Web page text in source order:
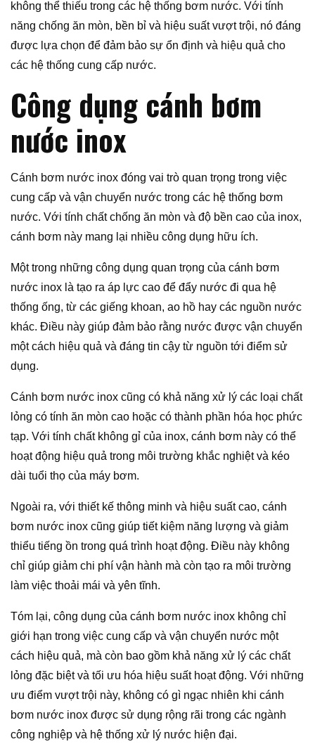
không thể thiếu trong các hệ thống bơm nước. Với tính
năng chống ăn mòn, bền bỉ và hiệu suất vượt trội, nó đáng
được lựa chọn để đảm bảo sự ổn định và hiệu quả cho
các hệ thống cung cấp nước.
Công dụng cánh bơm
nước inox
Cánh bơm nước inox đóng vai trò quan trọng trong việc
cung cấp và vận chuyển nước trong các hệ thống bơm
nước. Với tính chất chống ăn mòn và độ bền cao của inox,
cánh bơm này mang lại nhiều công dụng hữu ích.
Một trong những công dụng quan trọng của cánh bơm
nước inox là tạo ra áp lực cao để đẩy nước đi qua hệ
thống ống, từ các giếng khoan, ao hồ hay các nguồn nước
khác. Điều này giúp đảm bảo rằng nước được vận chuyển
một cách hiệu quả và đáng tin cậy từ nguồn tới điểm sử
dụng.
Cánh bơm nước inox cũng có khả năng xử lý các loại chất
lỏng có tính ăn mòn cao hoặc có thành phần hóa học phức
tạp. Với tính chất không gỉ của inox, cánh bơm này có thể
hoạt động hiệu quả trong môi trường khắc nghiệt và kéo
dài tuổi thọ của máy bơm.
Ngoài ra, với thiết kế thông minh và hiệu suất cao, cánh
bơm nước inox cũng giúp tiết kiệm năng lượng và giảm
thiểu tiếng ồn trong quá trình hoạt động. Điều này không
chỉ giúp giảm chi phí vận hành mà còn tạo ra môi trường
làm việc thoải mái và yên tĩnh.
Tóm lại, công dụng của cánh bơm nước inox không chỉ
giới hạn trong việc cung cấp và vận chuyển nước một
cách hiệu quả, mà còn bao gồm khả năng xử lý các chất
lỏng đặc biệt và tối ưu hóa hiệu suất hoạt động. Với những
ưu điểm vượt trội này, không có gì ngạc nhiên khi cánh
bơm nước inox được sử dụng rộng rãi trong các ngành
công nghiệp và hệ thống xử lý nước hiện đại.